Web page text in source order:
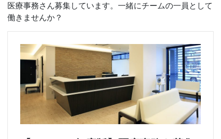
医療事務さん募集しています。一緒にチームの一員として
働きませんか？